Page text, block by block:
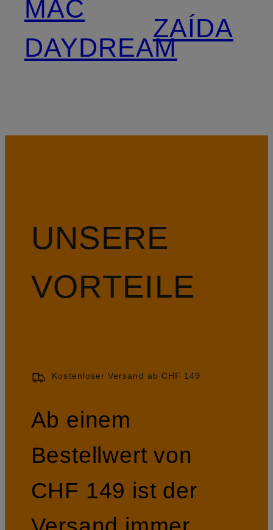
MAC
DAYDREAM
ZAÍDA
UNSERE
VORTEILE
Kostenloser Versand ab CHF 149
Ab einem
Bestellwert von
CHF 149 ist der